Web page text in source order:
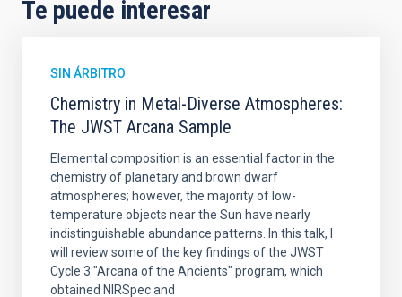
Te puede interesar
SIN ÁRBITRO
Chemistry in Metal-Diverse Atmospheres:
The JWST Arcana Sample
Elemental composition is an essential factor in the
chemistry of planetary and brown dwarf
atmospheres; however, the majority of low-
temperature objects near the Sun have nearly
indistinguishable abundance patterns. In this talk, I
will review some of the key findings of the JWST
Cycle 3 "Arcana of the Ancients" program, which
obtained NIRSpec and